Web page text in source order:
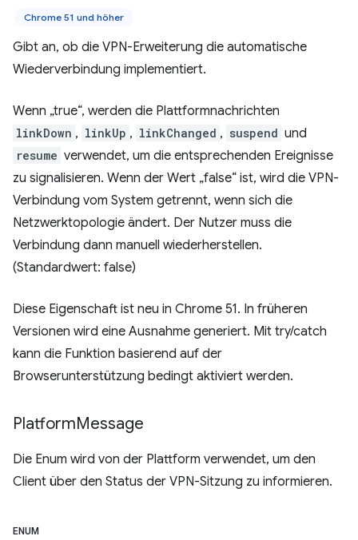
Chrome 51 und höher
Gibt an, ob die VPN-Erweiterung die automatische
Wiederverbindung implementiert.
Wenn „true“, werden die Plattformnachrichten
linkDown , linkUp , linkChanged , suspend und
resume verwendet, um die entsprechenden Ereignisse
zu signalisieren. Wenn der Wert „false“ ist, wird die VPN-
Verbindung vom System getrennt, wenn sich die
Netzwerktopologie ändert. Der Nutzer muss die
Verbindung dann manuell wiederherstellen.
(Standardwert: false)
Diese Eigenschaft ist neu in Chrome 51. In früheren
Versionen wird eine Ausnahme generiert. Mit try/catch
kann die Funktion basierend auf der
Browserunterstützung bedingt aktiviert werden.
PlatformMessage
Die Enum wird von der Plattform verwendet, um den
Client über den Status der VPN-Sitzung zu informieren.
ENUM